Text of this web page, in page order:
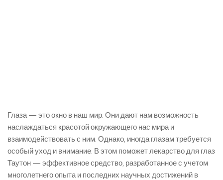
Глаза — это окно в наш мир. Они дают нам возможность
наслаждаться красотой окружающего нас мира и
взаимодействовать с ним. Однако, иногда глазам требуется
особый уход и внимание. В этом поможет лекарство для глаз
Таутон — эффективное средство, разработанное с учетом
многолетнего опыта и последних научных достижений в